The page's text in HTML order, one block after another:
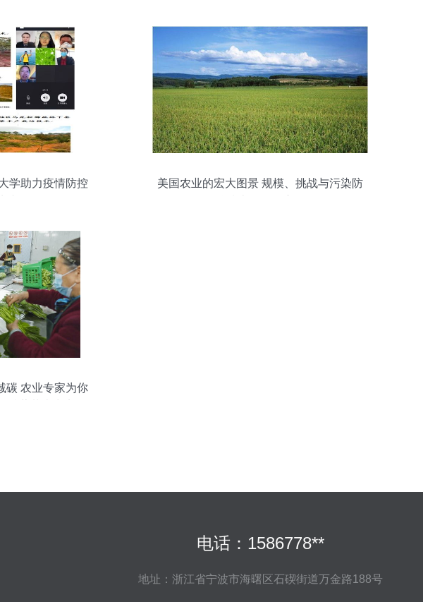
学助力疫情防控
美国农业的宏大图景 规模、挑战与污染防
碳 农业专家为你
电话：1586778**
地址：浙江省宁波市海曙区石碶街道万金路188号